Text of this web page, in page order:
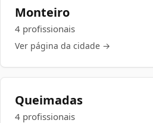
Monteiro
4 profissionais
Ver página da cidade →
Queimadas
4 profissionais